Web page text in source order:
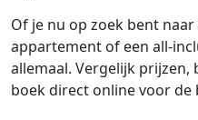
Of je nu op zoek bent
appartement of een all-
allemaal. Vergelijk prijzen,
boek direct online voor de